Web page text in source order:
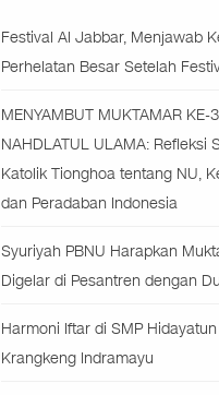
Festival Al Jabbar, Menjawab
Perhelatan Besar Setelah
MENYAMBUT MUKTAMAR KE-
NAHDLATUL ULAMA: Refleksi
Katolik Tionghoa tentang NU,
dan Peradaban Indonesia
Syuriyah PBNU Harapkan
Digelar di Pesantren dengan
Harmoni Iftar di SMP Hidayatun
Krangkeng Indramayu